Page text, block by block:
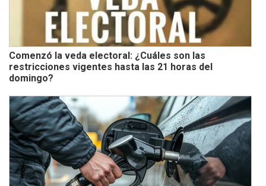
Comenzó la veda electoral: ¿Cuáles son las
restricciones vigentes hasta las 21 horas del
domingo?